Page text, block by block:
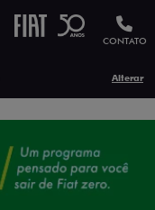
CONTATO
Alterar